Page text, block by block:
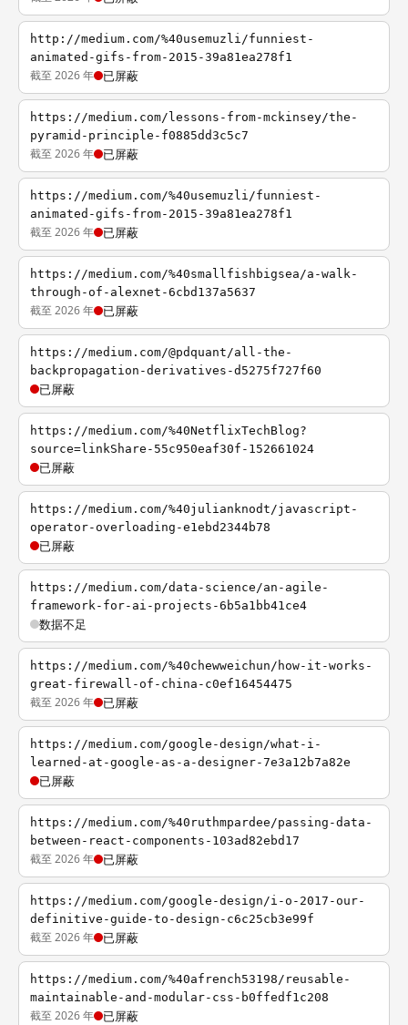
http://medium.com/%40usemuzli/funniest-
animated-gifs-from-2015-39a81ea278f1
截至 2026 年 已屏蔽
https://medium.com/lessons-from-mckinsey/the-
pyramid-principle-f0885dd3c5c7
截至 2026 年 已屏蔽
https://medium.com/%40usemuzli/funniest-
animated-gifs-from-2015-39a81ea278f1
截至 2026 年 已屏蔽
https://medium.com/%40smallfishbigsea/a-walk-
through-of-alexnet-6cbd137a5637
截至 2026 年 已屏蔽
https://medium.com/@pdquant/all-the-
backpropagation-derivatives-d5275f727f60
已屏蔽
https://medium.com/%40NetflixTechBlog?
source=linkShare-55c950eaf30f-152661024
已屏蔽
https://medium.com/%40julianknodt/javascript-
operator-overloading-e1ebd2344b78
已屏蔽
https://medium.com/data-science/an-agile-
framework-for-ai-projects-6b5a1bb41ce4
数据不足
https://medium.com/%40chewweichun/how-it-works-
great-firewall-of-china-c0ef16454475
截至 2026 年 已屏蔽
https://medium.com/google-design/what-i-
learned-at-google-as-a-designer-7e3a12b7a82e
已屏蔽
https://medium.com/%40ruthmpardee/passing-data-
between-react-components-103ad82ebd17
截至 2026 年 已屏蔽
https://medium.com/google-design/i-o-2017-our-
definitive-guide-to-design-c6c25cb3e99f
截至 2026 年 已屏蔽
https://medium.com/%40afrench53198/reusable-
maintainable-and-modular-css-b0ffedf1c208
截至 2026 年 已屏蔽